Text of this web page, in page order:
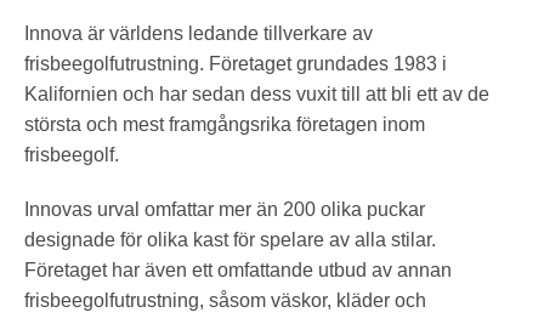
Innova är världens ledande tillverkare av
frisbeegolfutrustning. Företaget grundades 1983 i
Kalifornien och har sedan dess vuxit till att bli ett av de
största och mest framgångsrika företagen inom
frisbeegolf.
Innovas urval omfattar mer än 200 olika puckar
designade för olika kast för spelare av alla stilar.
Företaget har även ett omfattande utbud av annan
frisbeegolfutrustning, såsom väskor, kläder och